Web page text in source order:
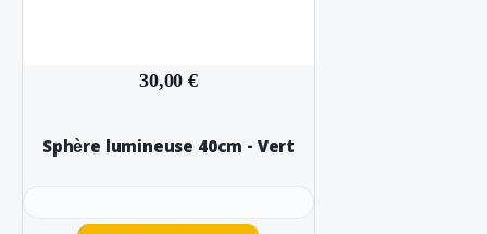
30,00 €
Sphère lumineuse 40cm - Vert